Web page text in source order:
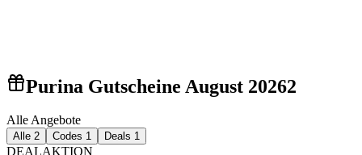
Purina Gutscheine August 20262
Alle Angebote
Alle 2 Codes 1 Deals 1
DEALAKTION